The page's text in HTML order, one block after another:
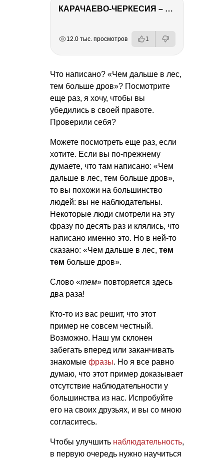
КАРАЧАЕВО-ЧЕРКЕСИЯ – ПУТЕШЕСТВИЕ НА КАВКАЗ часть 2
12.0 тыс. просмотров 1
Что написано? «Чем дальше в лес,
тем больше дров»? Посмотрите
еще раз, я хочу, чтобы вы
убедились в своей правоте.
Проверили себя?
Можете посмотреть еще раз, если
хотите. Если вы по-прежнему
думаете, что там написано: «Чем
дальше в лес, тем больше дров»,
то вы похожи на большинство
людей: вы не наблюдательны.
Некоторые люди смотрели на эту
фразу по десять раз и клялись, что
написано именно это. Но в ней-то
сказано: «Чем дальше в лес, тем
тем больше дров».
Слово «тем» повторяется здесь
два раза!
Кто-то из вас решит, что этот
пример не совсем честный.
Возможно. Наш ум склонен
забегать вперед или заканчивать
знакомые фразы. Но я все равно
думаю, что этот пример доказывает
отсутствие наблюдательности у
большинства из нас. Испробуйте
его на своих друзьях, и вы со мною
согласитесь.
Чтобы улучшить наблюдательность,
в первую очередь нужно научиться